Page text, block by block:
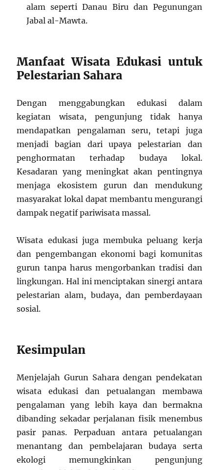
alam seperti Danau Biru dan Pegunungan
Jabal al-Mawta.
Manfaat Wisata Edukasi untuk
Pelestarian Sahara
Dengan menggabungkan edukasi dalam
kegiatan wisata, pengunjung tidak hanya
mendapatkan pengalaman seru, tetapi juga
menjadi bagian dari upaya pelestarian dan
penghormatan terhadap budaya lokal.
Kesadaran yang meningkat akan pentingnya
menjaga ekosistem gurun dan mendukung
masyarakat lokal dapat membantu mengurangi
dampak negatif pariwisata massal.
Wisata edukasi juga membuka peluang kerja
dan pengembangan ekonomi bagi komunitas
gurun tanpa harus mengorbankan tradisi dan
lingkungan. Hal ini menciptakan sinergi antara
pelestarian alam, budaya, dan pemberdayaan
sosial.
Kesimpulan
Menjelajah Gurun Sahara dengan pendekatan
wisata edukasi dan petualangan membawa
pengalaman yang lebih kaya dan bermakna
dibanding sekadar perjalanan fisik menembus
pasir panas. Perpaduan antara petualangan
menantang dan pembelajaran budaya serta
ekologi memungkinkan pengunjung